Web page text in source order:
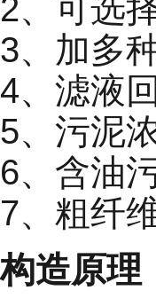
2、可选
3、加多
4、滤液
5、污泥
6、含油
7、粗纤
构造原理